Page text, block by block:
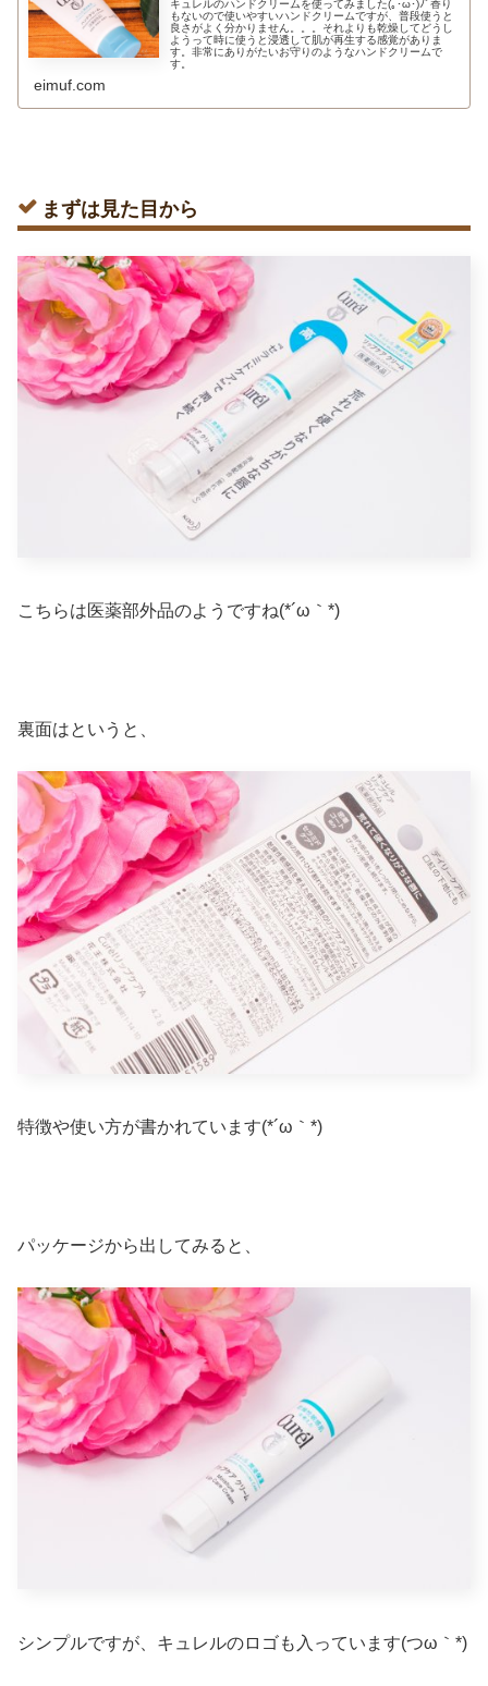
キュレルのハンドクリームを使ってみました(｡･ω･)ﾉﾞ香り
もないので使いやすいハンドクリームですが、普段使うと
良さがよく分かりません。。。それよりも乾燥してどうし
ようって時に使うと浸透して肌が再生する感覚がありま
す。非常にありがたいお守りのようなハンドクリームで
す。
eimuf.com
まずは見た目から
こちらは医薬部外品のようですね(*´ω｀*)
裏面はというと、
特徴や使い方が書かれています(*´ω｀*)
パッケージから出してみると、
シンプルですが、キュレルのロゴも入っています(つω｀*)